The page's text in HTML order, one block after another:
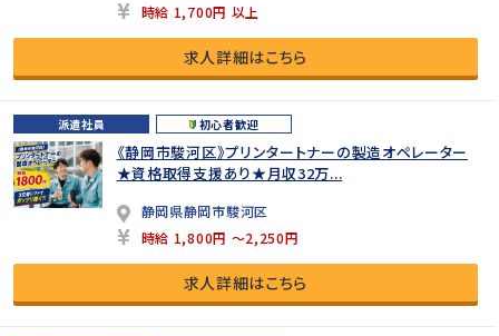
時給 1,700円 以上
求人詳細はこちら
派遣社員 初心者歓迎
《静岡市駿河区》プリンタートナーの製造オペレーター
★資格取得支援あり★月収32万...
静岡県静岡市駿河区
時給 1,800円 ～2,250円
求人詳細はこちら